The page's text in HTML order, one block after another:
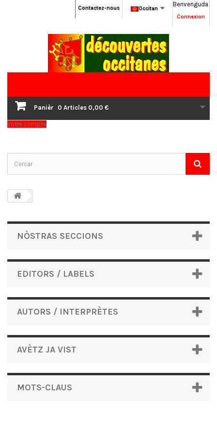
Benvenguda
Connexion
Occitan
Contactez-nous
Panièr 0 Articles 0,00 €
Votre compte
NÒSTRAS SECCIONS
EDITORS / LABELS
AUTORS / INTERPRÈTES
AVÈTZ JA VIST
MOTS-CLAUS